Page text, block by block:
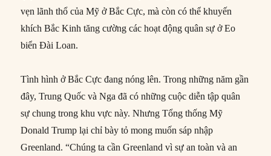
vẹn lãnh thổ của Mỹ ở Bắc Cực, mà còn có thể khuyến
khích Bắc Kinh tăng cường các hoạt động quân sự ở Eo
biển Đài Loan.
Tình hình ở Bắc Cực đang nóng lên. Trong những năm gần
đây, Trung Quốc và Nga đã có những cuộc diễn tập quân
sự chung trong khu vực này. Nhưng Tổng thống Mỹ
Donald Trump lại chỉ bày tỏ mong muốn sáp nhập
Greenland. “Chúng ta cần Greenland vì sự an toàn và an